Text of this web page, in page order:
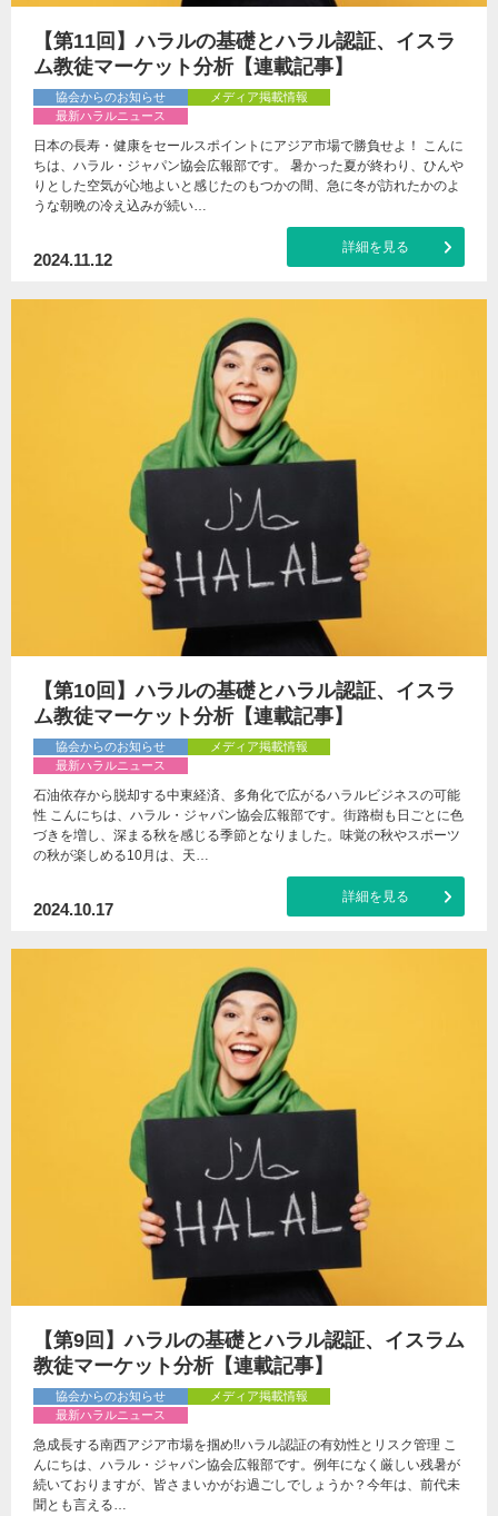
【第11回】ハラルの基礎とハラル認証、イスラ
ム教徒マーケット分析【連載記事】
協会からのお知らせ
メディア掲載情報
最新ハラルニュース
日本の長寿・健康をセールスポイントにアジア市場で勝負せよ！ こんに
ちは、ハラル・ジャパン協会広報部です。 暑かった夏が終わり、ひんや
りとした空気が心地よいと感じたのもつかの間、急に冬が訪れたかのよ
うな朝晩の冷え込みが続い…
2024.11.12
詳細を見る
【第10回】ハラルの基礎とハラル認証、イスラ
ム教徒マーケット分析【連載記事】
協会からのお知らせ
メディア掲載情報
最新ハラルニュース
石油依存から脱却する中東経済、多角化で広がるハラルビジネスの可能
性 こんにちは、ハラル・ジャパン協会広報部です。街路樹も日ごとに色
づきを増し、深まる秋を感じる季節となりました。味覚の秋やスポーツ
の秋が楽しめる10月は、天…
2024.10.17
詳細を見る
【第9回】ハラルの基礎とハラル認証、イスラム
教徒マーケット分析【連載記事】
協会からのお知らせ
メディア掲載情報
最新ハラルニュース
急成長する南西アジア市場を掴め‼ハラル認証の有効性とリスク管理 こ
んにちは、ハラル・ジャパン協会広報部です。例年になく厳しい残暑が
続いておりますが、皆さまいかがお過ごしでしょうか？今年は、前代未
聞とも言える…